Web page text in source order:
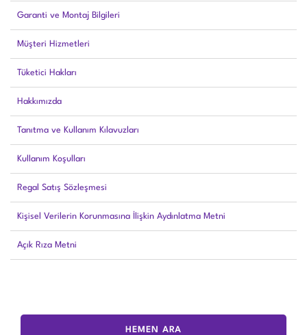
Garanti ve Montaj Bilgileri
Müşteri Hizmetleri
Tüketici Hakları
Hakkımızda
Tanıtma ve Kullanım Kılavuzları
Kullanım Koşulları
Regal Satış Sözleşmesi
Kişisel Verilerin Korunmasına İlişkin Aydınlatma Metni
Açık Rıza Metni
HEMEN ARA